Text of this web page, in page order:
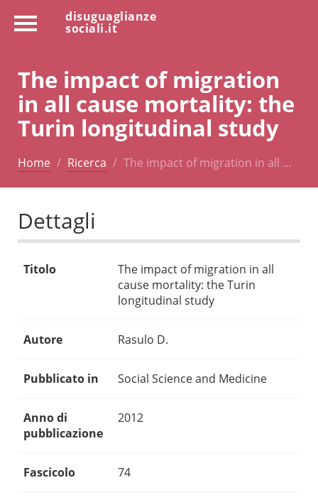
disuguaglianze
sociali.it
The impact of migration
in all cause mortality: the
Turin longitudinal study
Home Ricerca The impact of migration in all …
Dettagli
Titolo
The impact of migration in all
cause mortality: the Turin
longitudinal study
Autore Rasulo D.
Pubblicato in Social Science and Medicine
Anno di
pubblicazione
2012
Fascicolo 74